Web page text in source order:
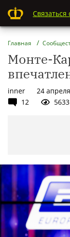
Связаться
Главная
Монте-
inner
24
12
5633